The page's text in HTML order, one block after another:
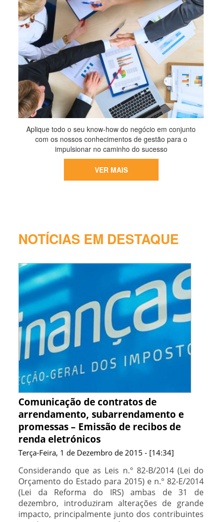
Aplique todo o seu know-how do negócio em conjunto
com os nossos conhecimentos de gestão para o
impulsionar no caminho do sucesso
VER MAIS
NOTÍCIAS EM DESTAQUE
Comunicação de contratos de
arrendamento, subarrendamento e
promessas – Emissão de recibos de
renda eletrónicos
Terça-Feira, 1 de Dezembro de 2015 - [14:34]
Considerando que as Leis n.° 82-B/2014 (Lei do
Orçamento do Estado para 2015) e n.° 82-E/2014
(Lei da Reforma do IRS) ambas de 31 de
dezembro, introduziram alterações de grande
impacto, principalmente junto dos contribuintes